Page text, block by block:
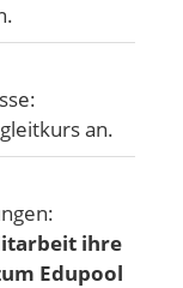
an.
ihre
Edupool